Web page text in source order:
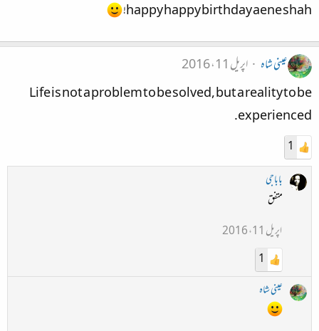
happy happy birthday aene shah!
عینی شاہ
اپریل 11، 2016
Life is not a problem to be solved, but a reality to be
experienced.
1
باباجی
متفق
اپریل 11، 2016
1
عینی شاہ